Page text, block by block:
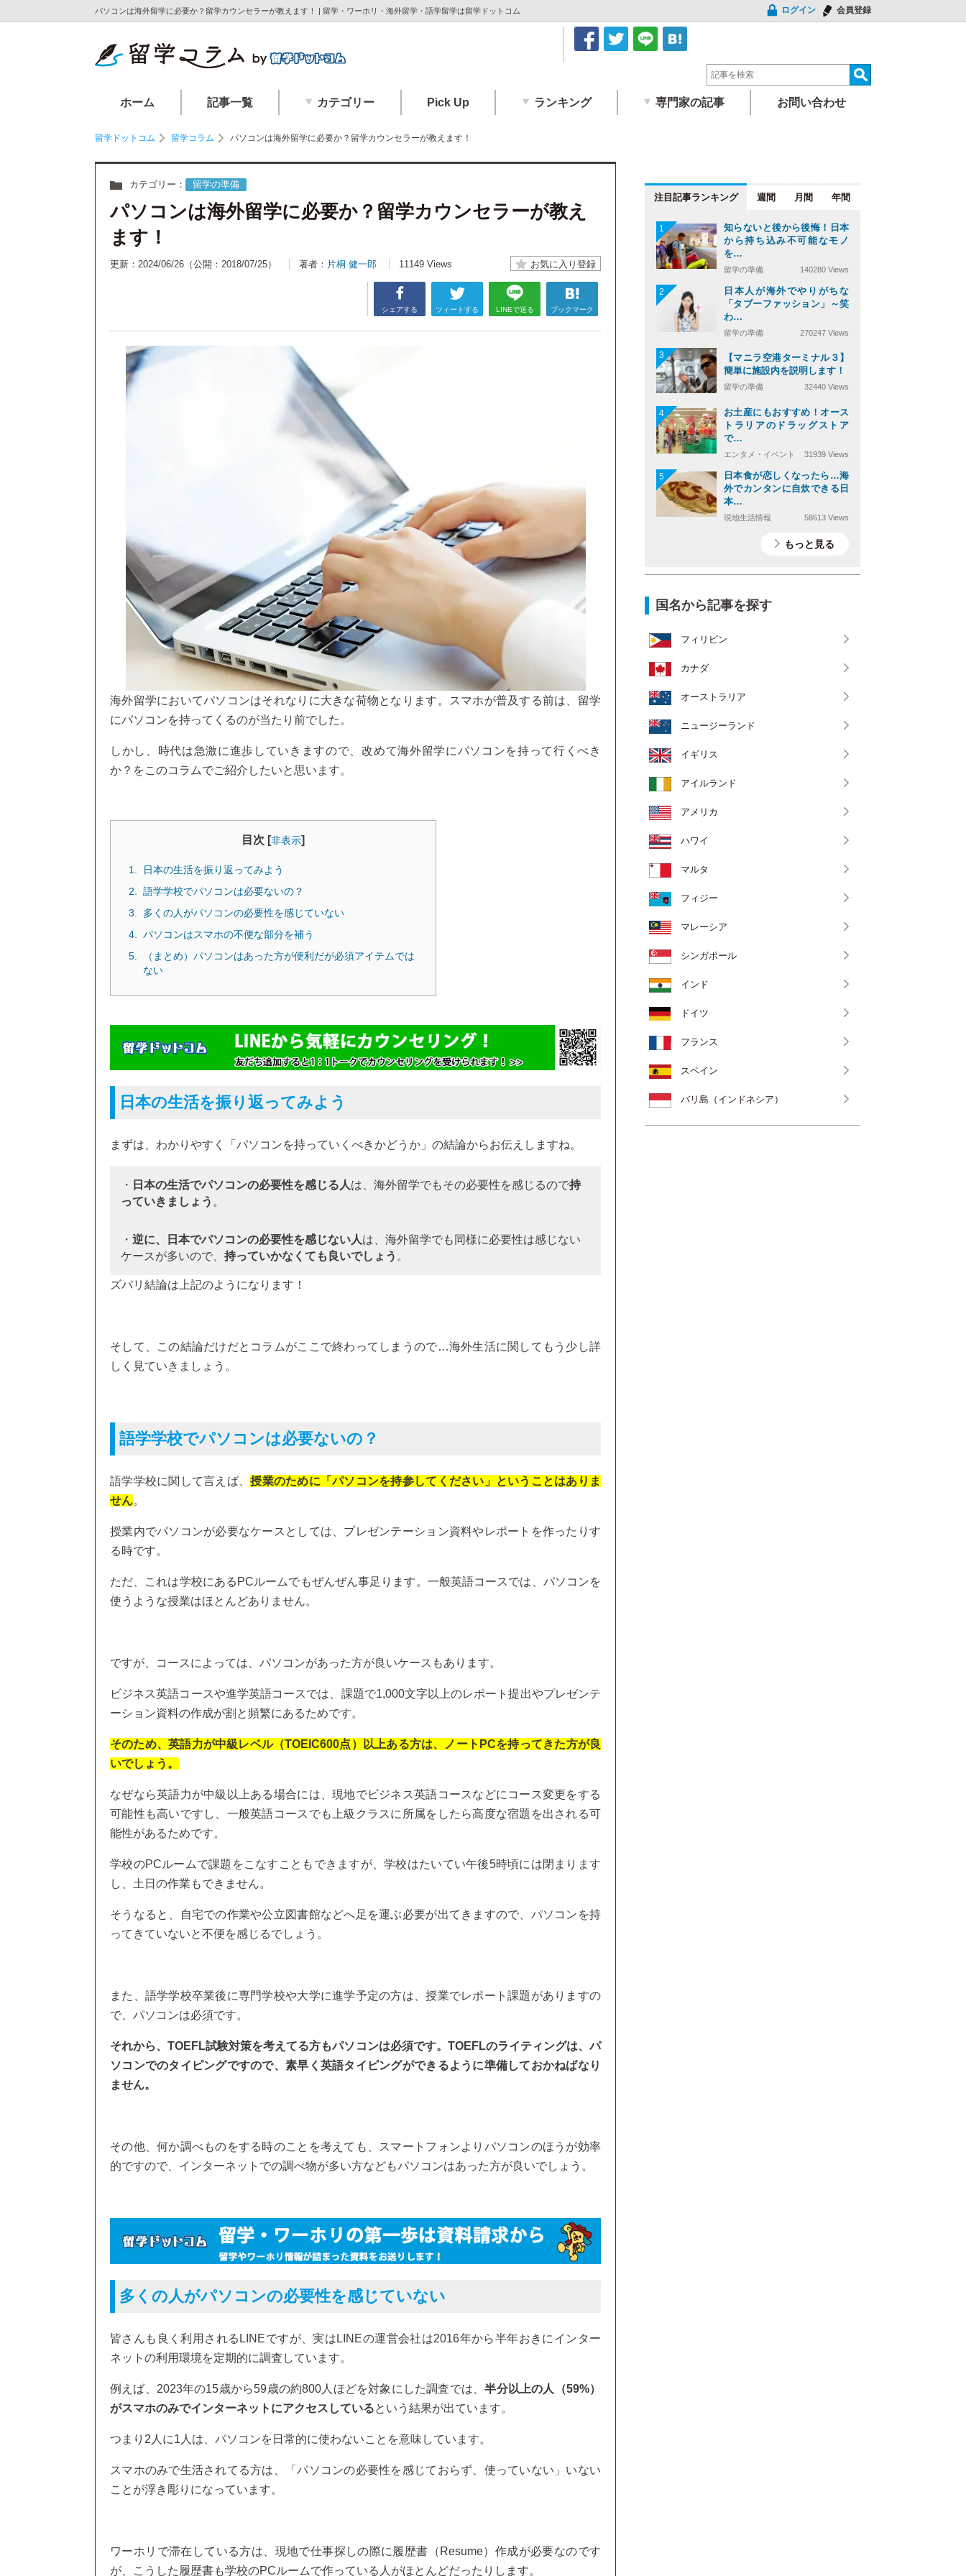
パソコンは海外留学に必要か？留学カウンセラーが教えます！ | 留学・ワーホリ・海外留学・語学留学は留学ドットコム ログイン 会員登録
ホーム 記事一覧 カテゴリー Pick Up ランキング 専門家の記事 お問い合わせ
留学ドットコム 留学コラム パソコンは海外留学に必要か？留学カウンセラーが教えます！
カテゴリー： 留学の準備
パソコンは海外留学に必要か？留学カウンセラーが教え
ます！
更新：2024/06/26 （公開：2018/07/25） 著者： 片桐 健一郎 11149 Views
シェアする ツィートする LINEで送る ブックマーク
海外留学においてパソコンはそれなりに大きな荷物となります。スマホが普及する前は、留学
にパソコンを持ってくるのが当たり前でした。
しかし、時代は急激に進歩していきますので、改めて海外留学にパソコンを持って行くべき
か？をこのコラムでご紹介したいと思います。
目次 [非表示]
日本の生活を振り返ってみよう
語学学校でパソコンは必要ないの？
多くの人がパソコンの必要性を感じていない
パソコンはスマホの不便な部分を補う
（まとめ）パソコンはあった方が便利だが必須アイテムでは
ない
日本の生活を振り返ってみよう
まずは、わかりやすく「パソコンを持っていくべきかどうか」の結論からお伝えしますね。
・ 日本の生活でパソコンの必要性を感じる人は、海外留学でもその必要性を感じるので持
っていきましょう 。
・ 逆に、日本でパソコンの必要性を感じない人は、海外留学でも同様に必要性は感じない
ケースが多いので、 持っていかなくても良いでしょう 。
ズバリ結論は上記のようになります！
そして、この結論だけだとコラムがここで終わってしまうので…海外生活に関してもう少し詳
しく見ていきましょう。
語学学校でパソコンは必要ないの？
語学学校に関して言えば、授業のために「パソコンを持参してください」ということはありま
せん。
授業内でパソコンが必要なケースとしては、プレゼンテーション資料やレポートを作ったりす
る時です。
ただ、これは学校にあるPCルームでもぜんぜん事足ります。一般英語コースでは、パソコンを
使うような授業はほとんどありません。
ですが、コースによっては、パソコンがあった方が良いケースもあります。
ビジネス英語コースや進学英語コースでは、課題で1,000文字以上のレポート提出やプレゼンテ
ーション資料の作成が割と頻繁にあるためです。
そのため、英語力が中級レベル（TOEIC600点）以上ある方は、ノートPCを持ってきた方が良
いでしょう。
なぜなら英語力が中級以上ある場合には、現地でビジネス英語コースなどにコース変更をする
可能性も高いですし、一般英語コースでも上級クラスに所属をしたら高度な宿題を出される可
能性があるためです。
学校のPCルームで課題をこなすこともできますが、学校はたいてい午後5時頃には閉まります
し、土日の作業もできません。
そうなると、自宅での作業や公立図書館などへ足を運ぶ必要が出てきますので、パソコンを持
ってきていないと不便を感じるでしょう。
また、語学学校卒業後に専門学校や大学に進学予定の方は、授業でレポート課題がありますの
で、パソコンは必須です。
それから、TOEFL試験対策を考えてる方もパソコンは必須です。TOEFLのライティングは、パ
ソコンでのタイピングですので、素早く英語タイピングができるように準備しておかねばなり
ません。
その他、何か調べものをする時のことを考えても、スマートフォンよりパソコンのほうが効率
的ですので、インターネットでの調べ物が多い方などもパソコンはあった方が良いでしょう。
多くの人がパソコンの必要性を感じていない
皆さんも良く利用されるLINEですが、実はLINEの運営会社は2016年から半年おきにインター
ネットの利用環境を定期的に調査しています。
例えば、2023年の15歳から59歳の約800人ほどを対象にした調査では、半分以上の人（59%）
がスマホのみでインターネットにアクセスしているという結果が出ています。
つまり2人に1人は、パソコンを日常的に使わないことを意味しています。
スマホのみで生活されてる方は、「パソコンの必要性を感じておらず、使っていない」いない
ことが浮き彫りになっています。
ワーホリで滞在している方は、現地で仕事探しの際に履歴書（Resume）作成が必要なのです
が、こうした履歴書も学校のPCルームで作っている人がほとんどだったりします。
注目記事 週間 月間 年間
1
知らないと後から後悔！日本
から持ち込み不可能なモノ
を…
留学の準備 140280 Views
2
日本人が海外でやりがちな
「タブーファッション」～笑
わ…
留学の準備 270247 Views
3
【マニラ空港ターミナル３】
簡単に施設内を説明します！
留学の準備 32440 Views
4
お土産にもおすすめ！オース
トラリアのドラッグストア
で…
エンタメ・イベント 31939 Views
5
日本食が恋しくなったら…海
外でカンタンに自炊できる日
本…
現地生活情報 58613 Views
もっと見る
国名から記事を探す
フィリピン
カナダ
オーストラリア
ニュージーランド
イギリス
アイルランド
アメリカ
ハワイ
マルタ
フィジー
マレーシア
シンガポール
インド
ドイツ
フランス
スペイン
バリ島（インドネシア）